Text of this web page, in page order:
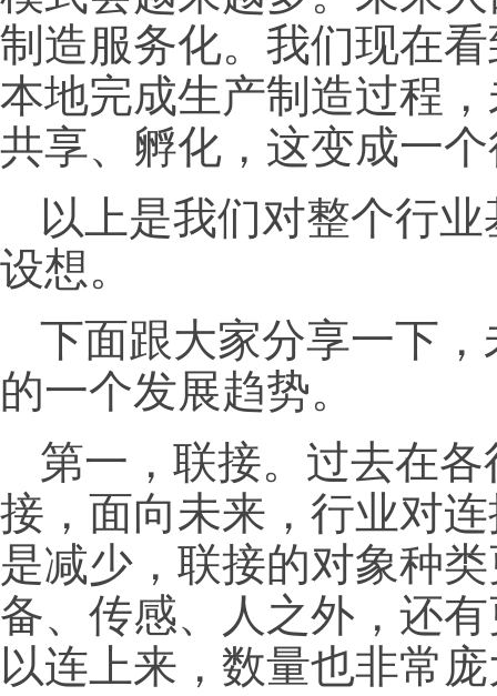
制造服务化。我们现在
本地完成生产制造过程
共享、孵化，这变成一
以上是我们对整个行
设想。
下面跟大家分享一下
的一个发展趋势。
第一，联接。过去在
接，面向未来，行业对
是减少，联接的对象种
备、传感、人之外，还
以连上来，数量也非常